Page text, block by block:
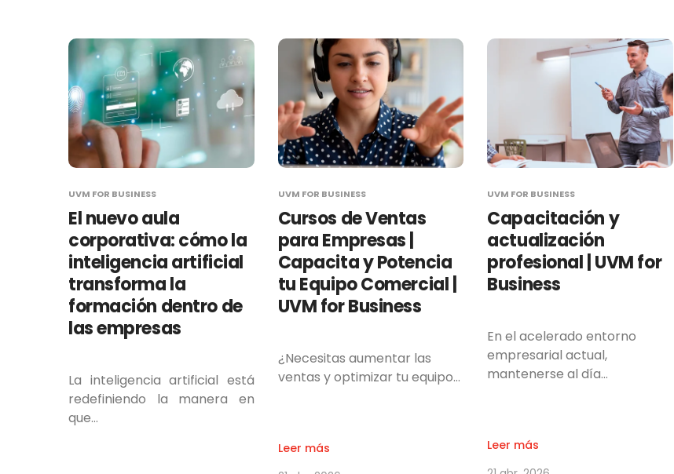
UVM FOR BUSINESS
El nuevo aula
corporativa: cómo la
inteligencia artificial
transforma la
formación dentro de
las empresas
La inteligencia artificial está
redefiniendo la manera en
que…
UVM FOR BUSINESS
Cursos de Ventas
para Empresas |
Capacita y Potencia
tu Equipo Comercial |
UVM for Business
¿Necesitas aumentar las
ventas y optimizar tu equipo…
Leer más
UVM FOR BUSINESS
Capacitación y
actualización
profesional | UVM for
Business
En el acelerado entorno
empresarial actual,
mantenerse al día…
Leer más